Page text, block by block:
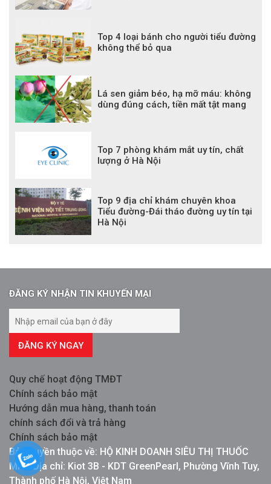
Top 4 loại bánh cho người tiểu đường
không thể bỏ qua
Lá sen giảm béo, hạ mỡ máu: không
dùng đúng cách, tiền mất tật mang
Top 7 phòng khám mắt uy tín, chất
lượng ở Hà Nội
Top 9 địa chỉ khám chuyên khoa
Tiểu đường-Đái tháo đường uy tín tại
Hà Nội
ĐĂNG KÝ NHẬN TIN KHUYẾN MẠI
ĐĂNG KÝ NGAY
Quy chế hoạt động TMĐT
Chính sách bảo mật
Hướng dẫn mua hàng, thanh toán
chính sách đổi và trả hàng
Chính sách bảo mật
Bản quyền thuộc về: HỘ KINH DOANH SIÊU THỊ THUỐC
MPG Địa chỉ: Kiot 3B - KDT GreenPearl, Phường Vĩnh Tuy,
Thành phố Hà Nội, Việt Nam